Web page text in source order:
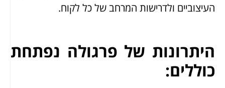
העיצוביים ולדרישות המרחב של כל לקוח.
היתרונות של פרגולה נפתחת
כוללים: